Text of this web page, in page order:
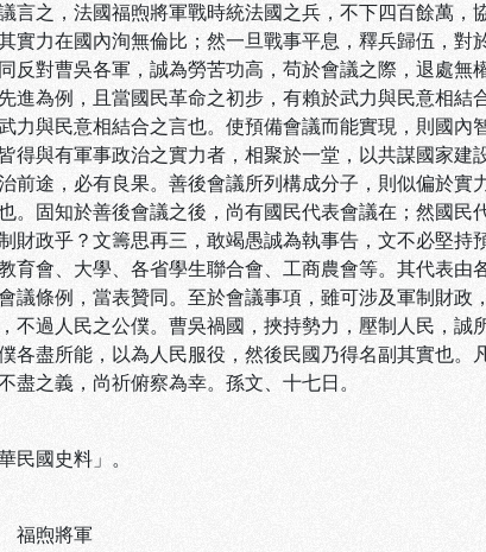
言之，法國福煦將軍戰時統法國之兵，不下四百餘萬，
實力在國內洵無倫比；然一旦戰事平息，釋兵歸伍，對
反對曹吳各軍，誠為勞苦功高，苟於會議之際，退處無
進為例，且當國民革命之初步，有賴於武力與民意相結
與民意相結合之言也。使預備會議而能實現，則國內
得與有軍事政治之實力者，相聚於一堂，以共謀國家建
前途，必有良果。善後會議所列構成分子，則似偏於實
固知於善後會議之後，尚有國民代表會議在；然國民
財政乎？文籌思再三，敢竭愚誠為執事告，文不必堅持
育會、大學、各省學生聯合會、工商農會等。其代表由
議條例，當表贊同。至於會議事項，雖可涉及軍制財政
不過人民之公僕。曹吳禍國，挾持勢力，壓制人民，誠
各盡所能，以為人民服役，然後民國乃得名副其實也。
之義，尚祈俯察為幸。孫文、十七日。
國史料」。
福煦將軍